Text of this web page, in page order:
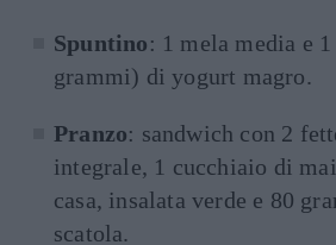
Spuntino: 1 mela media e
grammi) di yogurt magro.
Pranzo: sandwich con 2
integrale, 1 cucchiaio di
casa, insalata verde e 80
scatola.